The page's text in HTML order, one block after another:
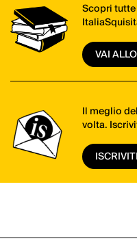
Scopri
VAI
Il meglio
volta.